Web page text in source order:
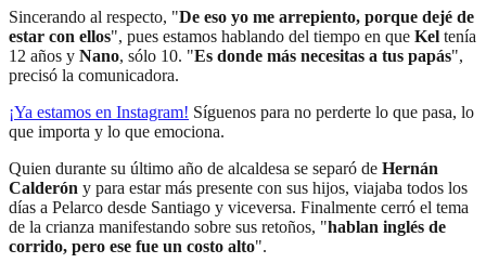
Sincerando al respecto, "De eso yo me arrepiento, porque dejé de
estar con ellos", pues estamos hablando del tiempo en que Kel tenía
12 años y Nano, sólo 10. "Es donde más necesitas a tus papás",
precisó la comunicadora.
¡Ya estamos en Instagram! Síguenos para no perderte lo que pasa, lo
que importa y lo que emociona.
Quien durante su último año de alcaldesa se separó de Hernán
Calderón y para estar más presente con sus hijos, viajaba todos los
días a Pelarco desde Santiago y viceversa. Finalmente cerró el tema
de la crianza manifestando sobre sus retoños, "hablan inglés de
corrido, pero ese fue un costo alto".